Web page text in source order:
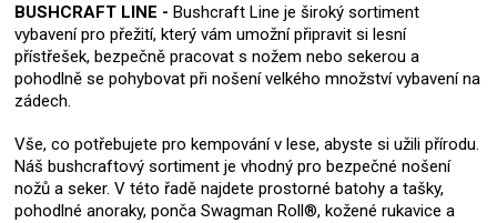
BUSHCRAFT LINE - Bushcraft Line je široký sortiment
vybavení pro přežití, který vám umožní připravit si lesní
přístřešek, bezpečně pracovat s nožem nebo sekerou a
pohodlně se pohybovat při nošení velkého množství vybavení na
zádech.
Vše, co potřebujete pro kempování v lese, abyste si užili přírodu.
Náš bushcraftový sortiment je vhodný pro bezpečné nošení
nožů a seker. V této řadě najdete prostorné batohy a tašky,
pohodlné anoraky, ponča Swagman Roll®, kožené rukavice a